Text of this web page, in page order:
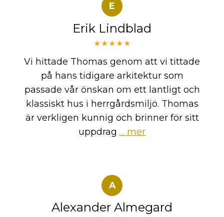
E
Erik Lindblad
★★★★★
Vi hittade Thomas genom att vi tittade
på hans tidigare arkitektur som
passade vår önskan om ett lantligt och
klassiskt hus i herrgårdsmiljö. Thomas
är verkligen kunnig och brinner för sitt
uppdrag … mer
A
Alexander Almegard